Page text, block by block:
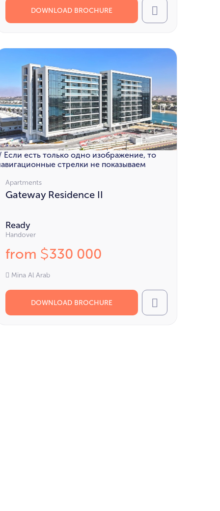
DOWNLOAD BROCHURE Call
Если есть только одно изображение, то
стрелки не показываем
Apartments
Gateway Residence II
Ready
Handover
from $330 000
Mina Al Arab
DOWNLOAD BROCHURE Call